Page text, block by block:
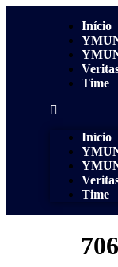
Início
Time
Início
Time